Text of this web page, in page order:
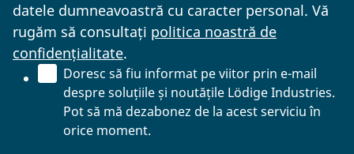
datele dumneavoastră cu caracter personal. Vă
rugăm să consultați politica noastră de
confidențialitate.
Doresc să fiu informat pe viitor prin e-mail
despre soluțiile și noutățile Lödige Industries.
Pot să mă dezabonez de la acest serviciu în
orice moment.